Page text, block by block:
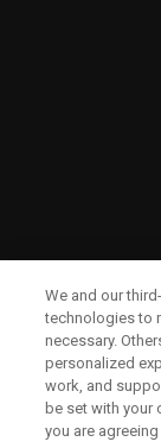
We and our
technologies to
necessary.
personalized
work, and
be set with your
you are